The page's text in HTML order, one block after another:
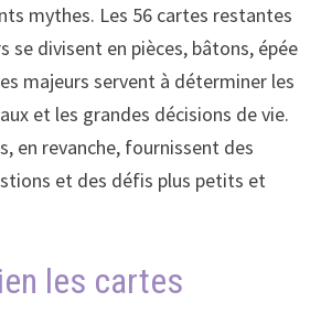
mythes. Les 56 cartes restantes
se divisent en pièces, bâtons, épée
majeurs servent à déterminer les
et les grandes décisions de vie.
en revanche, fournissent des
et des défis plus petits et
les cartes